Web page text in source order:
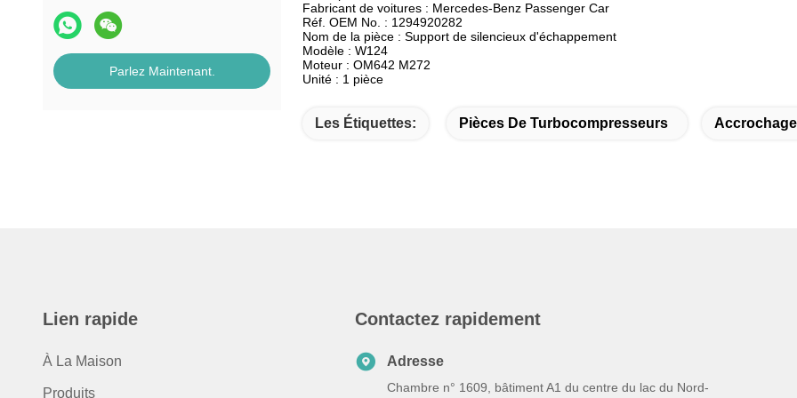
Parlez Maintenant.
Fabricant de voitures : Mercedes-Benz Passenger Car
Réf. OEM No. : 1294920282
Nom de la pièce : Support de silencieux d'échappement
Modèle : W124
Moteur : OM642 M272
Unité : 1 pièce
Les Étiquettes: Pièces De Turbocompresseurs
Lien rapide
À La Maison
Produits
Contactez rapidement
Adresse
Chambre n° 1609, bâtiment A1 du centre du lac du Nord-